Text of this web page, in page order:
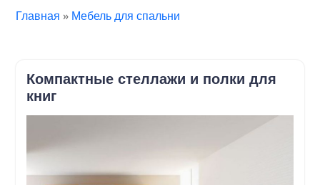
Главная » Мебель для спальни
Компактные стеллажи и полки для
книг